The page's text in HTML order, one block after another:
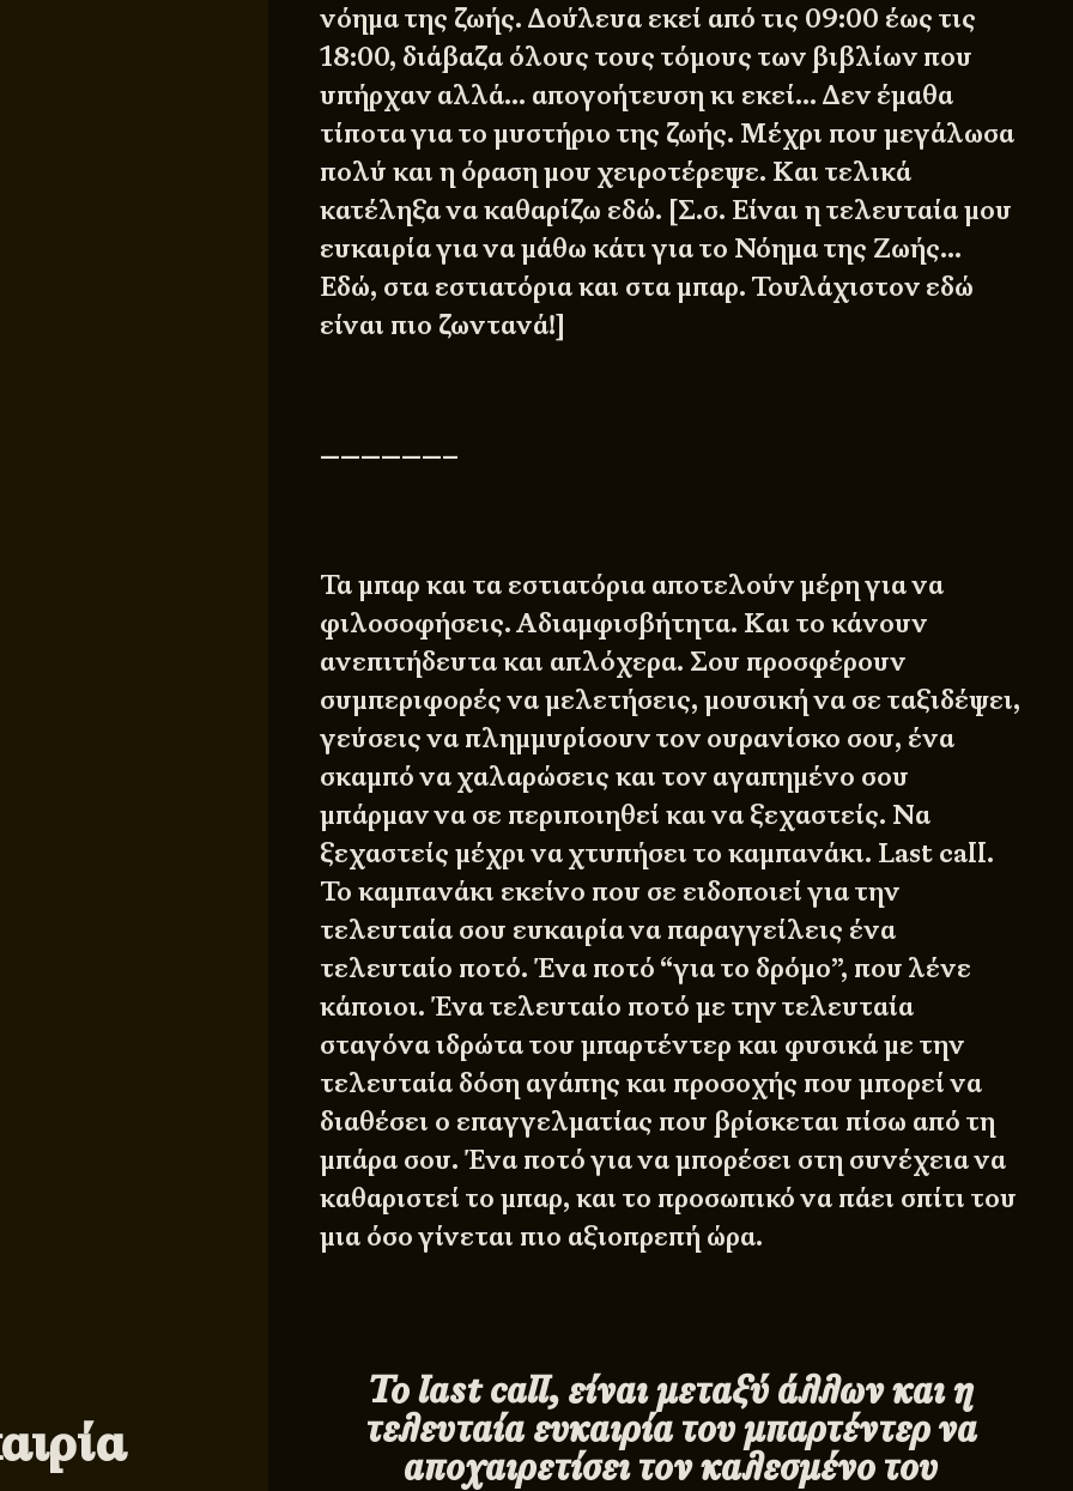
νόημα της ζωής. Δούλευα εκεί από τις 09:00 έως τις
18:00, διάβαζα όλους τους τόμους των βιβλίων που
υπήρχαν αλλά… απογοήτευση κι εκεί… Δεν έμαθα
τίποτα για το μυστήριο της ζωής. Μέχρι που μεγάλωσα
πολύ και η όραση μου χειροτέρεψε. Και τελικά
κατέληξα να καθαρίζω εδώ. [Σ.σ. Είναι η τελευταία μου
ευκαιρία για να μάθω κάτι για το Νόημα της Ζωής…
Εδώ, στα εστιατόρια και στα μπαρ. Τουλάχιστον εδώ
είναι πιο ζωντανά!]
——————–
Τα μπαρ και τα εστιατόρια αποτελούν μέρη για να
φιλοσοφήσεις. Αδιαμφισβήτητα. Και το κάνουν
ανεπιτήδευτα και απλόχερα. Σου προσφέρουν
συμπεριφορές να μελετήσεις, μουσική να σε ταξιδέψει,
γεύσεις να πλημμυρίσουν τον ουρανίσκο σου, ένα
σκαμπό να χαλαρώσεις και τον αγαπημένο σου
μπάρμαν να σε περιποιηθεί και να ξεχαστείς. Να
ξεχαστείς μέχρι να χτυπήσει το καμπανάκι. Last call.
Το καμπανάκι εκείνο που σε ειδοποιεί για την
τελευταία σου ευκαιρία να παραγγείλεις ένα
τελευταίο ποτό. Ένα ποτό “για το δρόμο”, που λένε
κάποιοι. Ένα τελευταίο ποτό με την τελευταία
σταγόνα ιδρώτα του μπαρτέντερ και φυσικά με την
τελευταία δόση αγάπης και προσοχής που μπορεί να
διαθέσει ο επαγγελματίας που βρίσκεται πίσω από τη
μπάρα σου. Ένα ποτό για να μπορέσει στη συνέχεια να
καθαριστεί το μπαρ, και το προσωπικό να πάει σπίτι του
μια όσο γίνεται πιο αξιοπρεπή ώρα.
Το last call, είναι μεταξύ άλλων και η
τελευταία ευκαιρία του μπαρτέντερ να
αποχαιρετίσει τον καλεσμένο του